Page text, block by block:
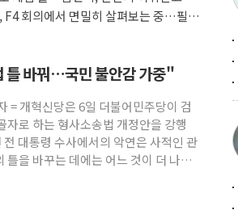
F4 회의에서 면밀히 살펴보는 중…필요
틀 바꿔…국민 불안감 가중"
= 개혁신당은 6일 더불어민주당이 검
자로 하는 형사소송법 개정안을 강행
대통령 수사에서의 악연은 사적인 관
을 바꾸는 데에는 어느 것이 더 나쁜